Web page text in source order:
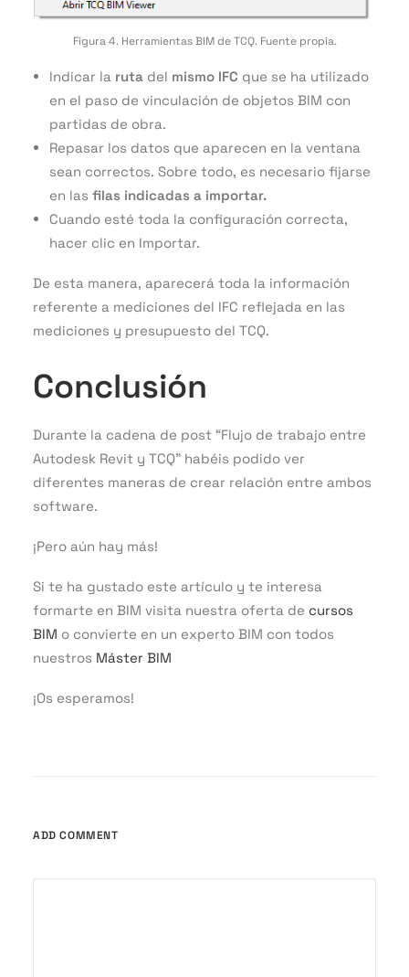
Figura 4. Herramientas BIM de TCQ. Fuente propia.
Indicar la ruta del mismo IFC que se ha utilizado
en el paso de vinculación de objetos BIM con
partidas de obra.
Repasar los datos que aparecen en la ventana
sean correctos. Sobre todo, es necesario fijarse
en las filas indicadas a importar.
Cuando esté toda la configuración correcta,
hacer clic en Importar.
De esta manera, aparecerá toda la información
referente a mediciones del IFC reflejada en las
mediciones y presupuesto del TCQ.
Conclusión
Durante la cadena de post “Flujo de trabajo entre
Autodesk Revit y TCQ” habéis podido ver
diferentes maneras de crear relación entre ambos
software.
¡Pero aún hay más!
Si te ha gustado este artículo y te interesa
formarte en BIM visita nuestra oferta de cursos
BIM o convierte en un experto BIM con todos
nuestros Máster BIM
¡Os esperamos!
ADD COMMENT